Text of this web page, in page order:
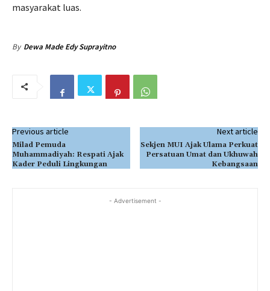
masyarakat luas.
By Dewa Made Edy Suprayitno
Previous article
Milad Pemuda
Muhammadiyah: Respati Ajak
Kader Peduli Lingkungan
Next article
Sekjen MUI Ajak Ulama Perkuat
Persatuan Umat dan Ukhuwah
Kebangsaan
- Advertisement -